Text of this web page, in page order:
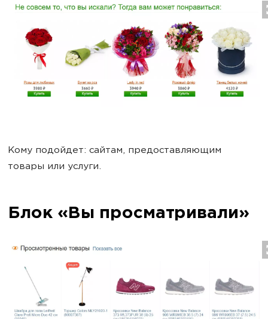
Кому подойдет: сайтам, предоставляющим
товары или услуги.
Блок «Вы просматривали»